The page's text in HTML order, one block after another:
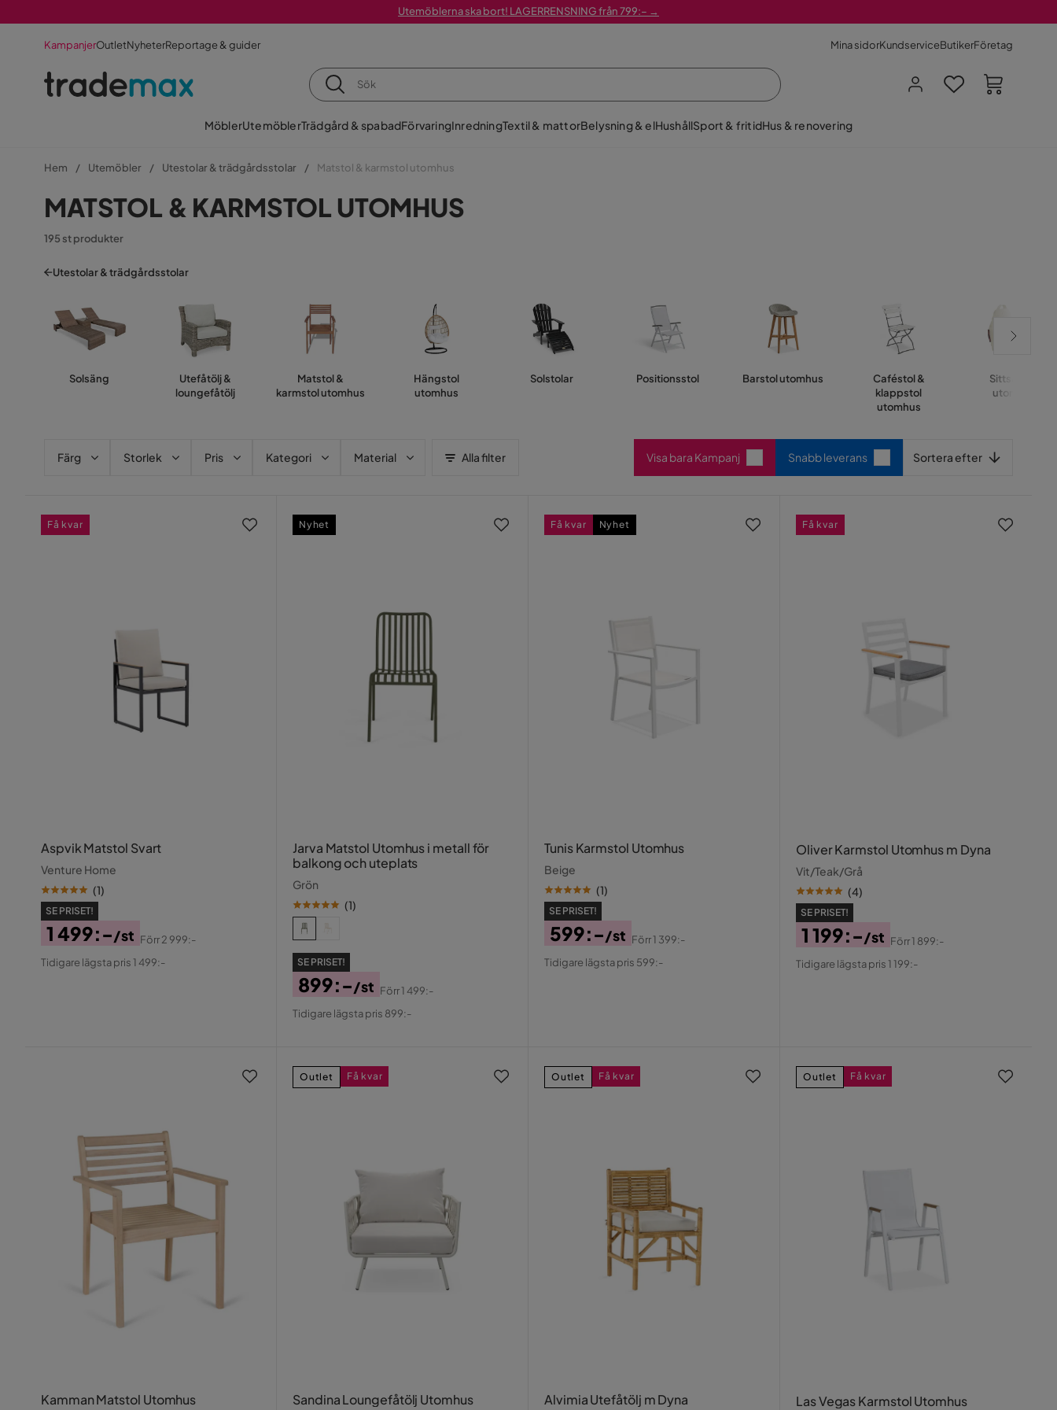
Utemöblerna ska bort! LAGERRENSNING från 799:– →
KampanjerOutletNyheterReportage & guider Mina sidorKundserviceButikerFöretag
MöblerUtemöblerTrädgård & spabadFörvaringInredningTextil & mattorBelysning & elHushållSport & fritidHus & renovering
Hem Utemöbler Utestolar & trädgårdsstolar Matstol & karmstol utomhus
MATSTOL & KARMSTOL UTOMHUS
195 st produkter
Utestolar & trädgårdsstolar
Solsäng
Utefåtölj &
loungefåtölj
Matstol &
karmstol utomhus
Hängstol
utomhus
Solstolar Positionsstol Barstol utomhus
Caféstol &
klappstol
utomhus
Sittsäckar
utomhus
Färg Storlek Pris Kategori Material Alla filter Visa bara Kampanj Snabb leverans Sortera efter
Aspvik Matstol Svart
Venture Home
(1)
SE PRISET!
Pris
1 499:-/st
Original
Förr2 999:-
Tidigare lägsta pris 1 499:-
Få kvar
Jarva Matstol Utomhus i metall för
balkong och uteplats
Grön
(1)
SE PRISET!
Pris
899:-/st
Original
Förr1 499:-
Tidigare lägsta pris 899:-
Nyhet
Tunis Karmstol Utomhus
Beige
(1)
SE PRISET!
Pris
599:-/st
Original
Förr1 399:-
Tidigare lägsta pris 599:-
Få kvar Nyhet
Oliver Karmstol Utomhus m Dyna
Vit/Teak/Grå
(4)
SE PRISET!
Pris
1 199:-/st
Original
Förr1 899:-
Tidigare lägsta pris 1 199:-
Få kvar
Kamman Matstol Utomhus Sandina Loungefåtölj Utomhus
Outlet Få kvar
Alvimia Utefåtölj m Dyna
Outlet Få kvar
Las Vegas Karmstol Utomhus
Outlet Få kvar